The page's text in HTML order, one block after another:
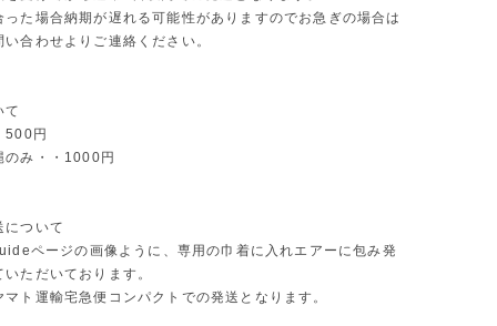
った場合納期が遅れる可能性がありますのでお急ぎの場合は
合わせよりご連絡ください。
て
500円
のみ・・1000円
について
ページの画像ように、専用の巾着に入れエアーに包み発
ただいております。
ト運輸宅急便コンパクトでの発送となります。